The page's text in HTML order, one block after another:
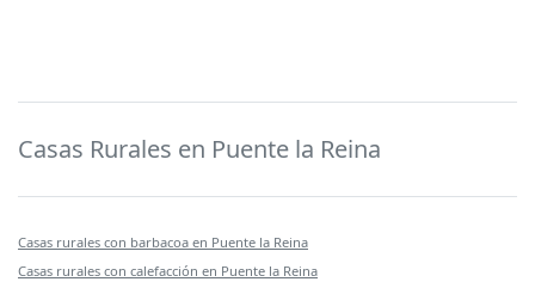
Casas Rurales en Puente la Reina
Casas rurales con barbacoa en Puente la Reina
Casas rurales con calefacción en Puente la Reina